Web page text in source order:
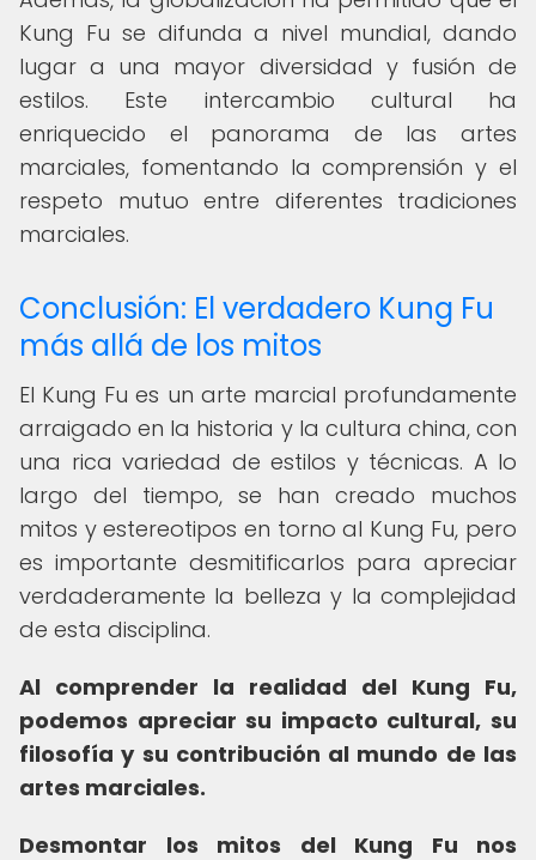
Kung Fu se difunda a nivel mundial, dando
lugar a una mayor diversidad y fusión de
estilos. Este intercambio cultural ha
enriquecido el panorama de las artes
marciales, fomentando la comprensión y el
respeto mutuo entre diferentes tradiciones
marciales.
Conclusión: El verdadero Kung Fu
más allá de los mitos
El Kung Fu es un arte marcial profundamente
arraigado en la historia y la cultura china, con
una rica variedad de estilos y técnicas. A lo
largo del tiempo, se han creado muchos
mitos y estereotipos en torno al Kung Fu, pero
es importante desmitificarlos para apreciar
verdaderamente la belleza y la complejidad
de esta disciplina.
Al comprender la realidad del Kung Fu,
podemos apreciar su impacto cultural, su
filosofía y su contribución al mundo de las
artes marciales.
Desmontar los mitos del Kung Fu nos